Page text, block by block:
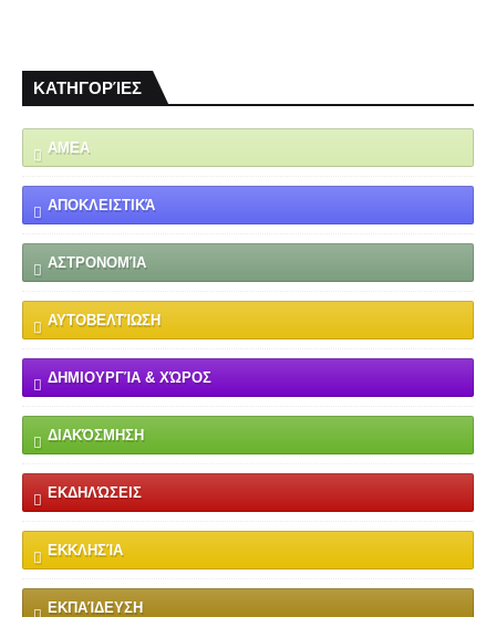
ΚΑΤΗΓΟΡΊΕΣ
ΑΜΕΑ
ΑΠΟΚΛΕΙΣΤΙΚΆ
ΑΣΤΡΟΝΟΜΊΑ
ΑΥΤΟΒΕΛΤΊΩΣΗ
ΔΗΜΙΟΥΡΓΊΑ & ΧΏΡΟΣ
ΔΙΑΚΌΣΜΗΣΗ
ΕΚΔΗΛΏΣΕΙΣ
ΕΚΚΛΗΣΊΑ
ΕΚΠΑΊΔΕΥΣΗ